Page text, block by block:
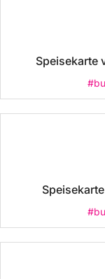
Speisekarte